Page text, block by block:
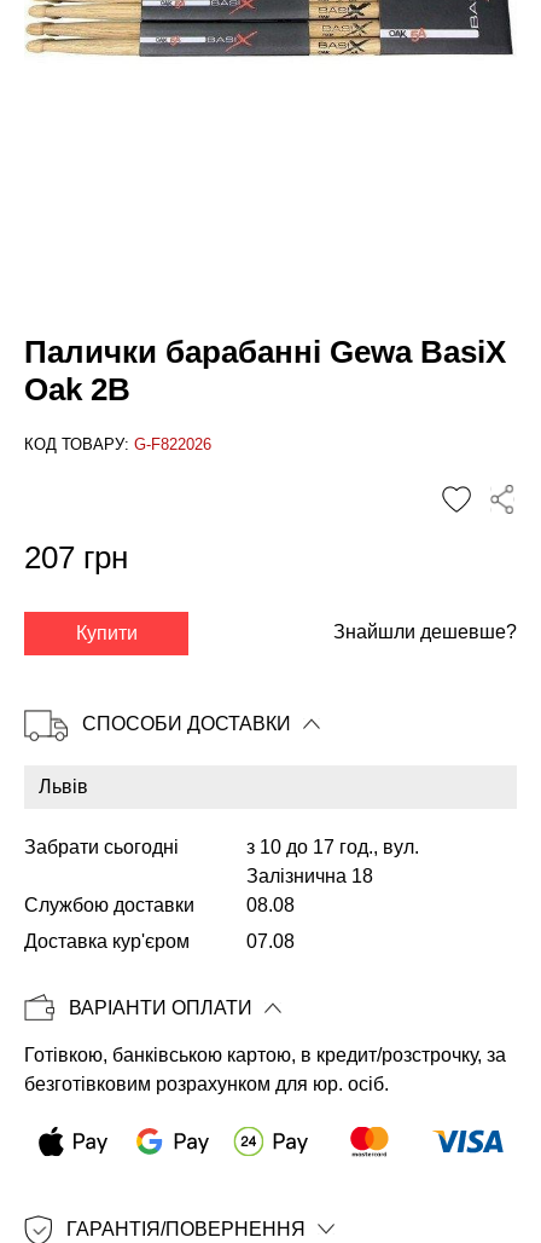
Палички барабанні Gewa BasiX
Oak 2B
КОД ТОВАРУ: G-F822026
✕
Копіювати
207 грн
Купити Знайшли дешевше?
СПОСОБИ ДОСТАВКИ
Забрати сьогодні
з 10 до 17 год., вул.
Залізнична 18
Службою доставки
08.08
Доставка кур'єром
07.08
ВАРІАНТИ ОПЛАТИ
Готівкою, банківською картою, в кредит/розстрочку, за
безготівковим розрахунком для юр. осіб.
ГАРАНТІЯ/ПОВЕРНЕННЯ